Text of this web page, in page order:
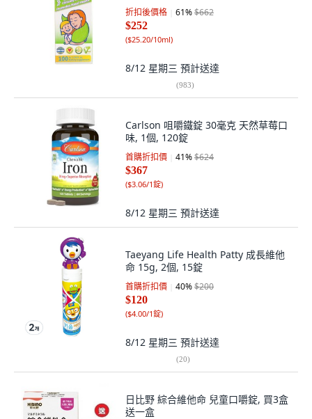
折扣後價格 61%$662
$252
($25.20/10ml)
8/12 星期三 預計送達
(983)
Carlson 咀嚼鐵錠 30毫克 天然草莓口
味, 1個, 120錠
首購折扣價 41%$624
$367
($3.06/1錠)
8/12 星期三 預計送達
Taeyang Life Health Patty 成長維他
命 15g, 2個, 15錠
首購折扣價 40%$200
$120
($4.00/1錠)
8/12 星期三 預計送達
(20)
日比野 綜合維他命 兒童口嚼錠, 買3盒
送一盒